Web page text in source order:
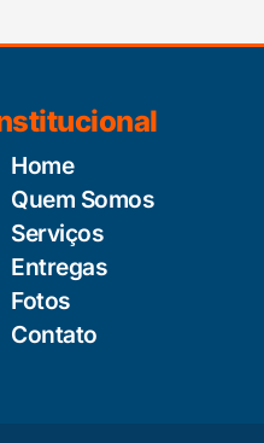
Home
Quem Somos
Serviços
Entregas
Fotos
Contato